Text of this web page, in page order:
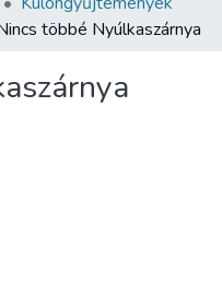
többé Nyúlkaszárnya